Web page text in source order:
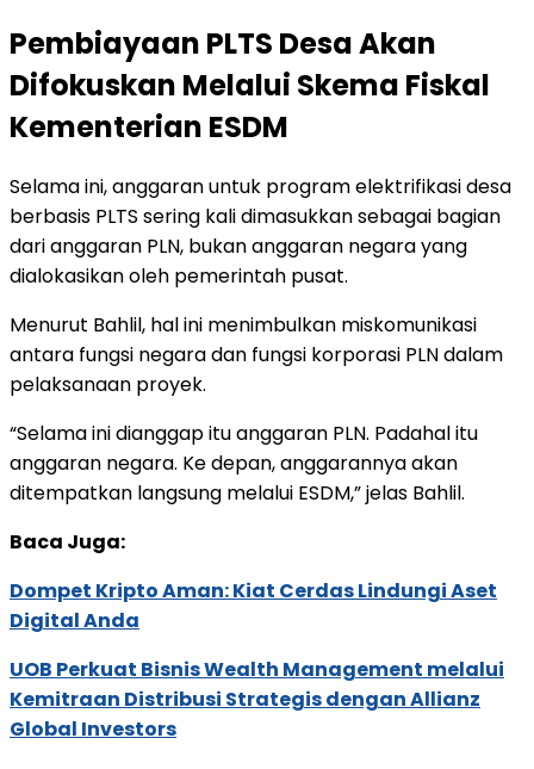
Pembiayaan PLTS Desa Akan
Difokuskan Melalui Skema Fiskal
Kementerian ESDM
Selama ini, anggaran untuk program elektrifikasi desa
berbasis PLTS sering kali dimasukkan sebagai bagian
dari anggaran PLN, bukan anggaran negara yang
dialokasikan oleh pemerintah pusat.
Menurut Bahlil, hal ini menimbulkan miskomunikasi
antara fungsi negara dan fungsi korporasi PLN dalam
pelaksanaan proyek.
“Selama ini dianggap itu anggaran PLN. Padahal itu
anggaran negara. Ke depan, anggarannya akan
ditempatkan langsung melalui ESDM,” jelas Bahlil.
Baca Juga:
Dompet Kripto Aman: Kiat Cerdas Lindungi Aset
Digital Anda
UOB Perkuat Bisnis Wealth Management melalui
Kemitraan Distribusi Strategis dengan Allianz
Global Investors